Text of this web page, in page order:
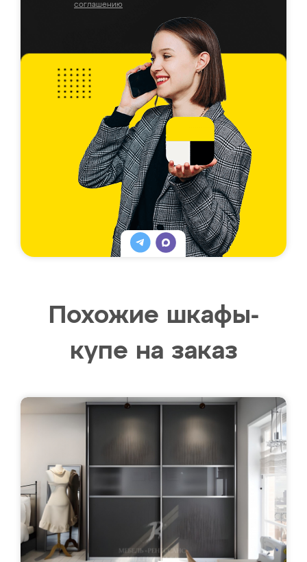
соглашению
Похожие шкафы-
купе на заказ